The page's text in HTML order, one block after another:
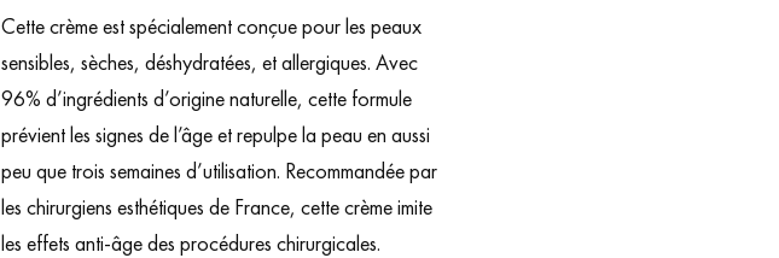
Cette crème est spécialement conçue pour les peaux
sensibles, sèches, déshydratées, et allergiques. Avec
96% d’ingrédients d’origine naturelle, cette formule
prévient les signes de l’âge et repulpe la peau en aussi
peu que trois semaines d’utilisation. Recommandée par
les chirurgiens esthétiques de France, cette crème imite
les effets anti-âge des procédures chirurgicales.